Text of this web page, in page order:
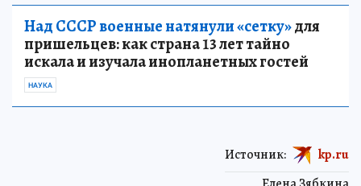
Над СССР военные натянули «сетку»для
пришельцев: как страна 13 лет тайно
искала и изучала инопланетных гостей
НАУКА
Источник: kp.ru